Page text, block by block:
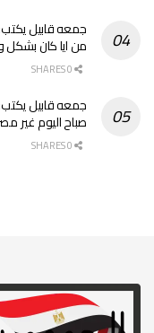
جمعه قابيل يكتب:
من ايا كان
جمعه قابيل
صباح اليوم غير